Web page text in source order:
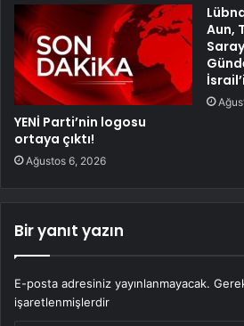
YENİ Parti’nin logosu
ortaya çıktı!
Ağustos 6, 2026
Aun,
Bir yanıt yazın
E-posta adresiniz yayınlanmayacak.
işaretlenmişlerdir